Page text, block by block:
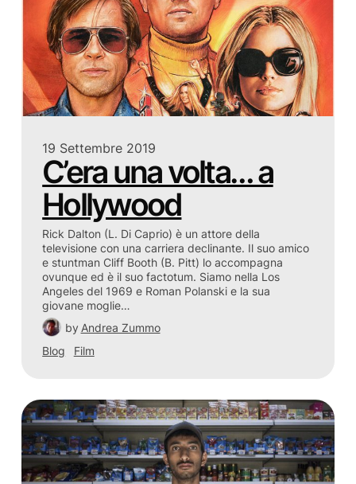
19 Settembre 2019
C’era una volta… a
Hollywood
Rick Dalton (L. Di Caprio) è un attore della
televisione con una carriera declinante. Il suo amico
e stuntman Cliff Booth (B. Pitt) lo accompagna
ovunque ed è il suo factotum. Siamo nella Los
Angeles del 1969 e Roman Polanski e la sua
giovane moglie…
by Andrea Zummo
Blog
Film